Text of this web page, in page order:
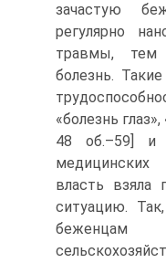
зачастую
регулярно
травмы, тем
болезнь.
«болезнь
48 об.–59] и
медицинских
власть взяла
ситуацию.